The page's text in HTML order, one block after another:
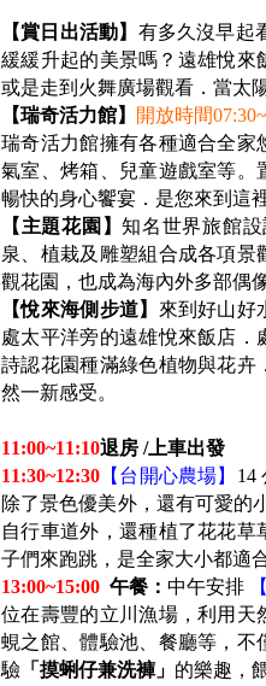
【賞日出活動】 有多久沒早起
緩緩升起的美景嗎？遠雄悅來
或是走到火舞廣場觀看．當太
【瑞奇活力館】
開放時間
瑞奇活力館擁有各種適合全家
氣室、烤箱、兒童遊戲室等。
暢快的身心饗宴．是您來到這
【主題花園】知名世界旅館
泉、植栽及雕塑組合成各項
觀花園，也成為海內外多部偶
【悅來海側步道】 來到好山好
處太平洋旁的遠雄悅來飯店
詩認花園種滿綠色植物與花卉
然一新感受。
11:00~11:10退房 /上車出發
11:30~12:30 【台開心農場】 14
除了景色優美外，還有可愛的
自行車道外，還種植了花花
子們來跑跳，是全家大小都適
13:00~15:00 午餐： 中午安排
位在壽豐的立川漁場，利用天
蜆之館、體驗池、餐廳等，不
驗 「摸蜊仔兼洗褲」 的樂趣，